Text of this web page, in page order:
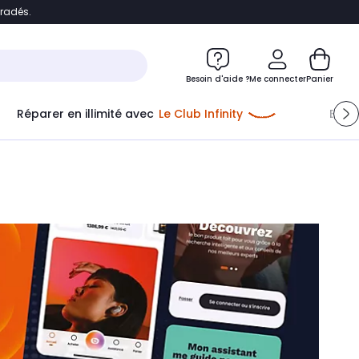
Accéder directement au chatbot
Besoin d'aide ?Me connecterPanier
Réparer en illimité avec Le Club Infinity